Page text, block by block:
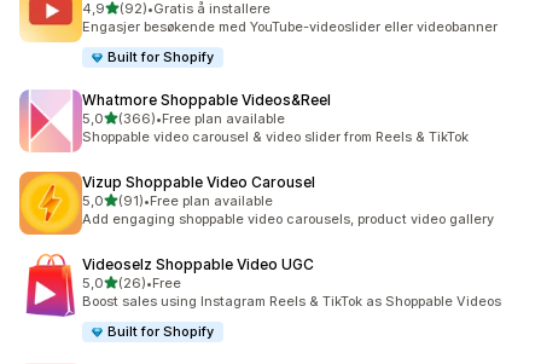
4,9av 5 stjerner
(92)
Totalt 92 omtaler
•Gratis å installere
Engasjer besøkende med YouTube-videoslider eller videobanner
Built for Shopify
Whatmore Shoppable Videos&Reel
5,0av 5 stjerner
(366)
Totalt 366 omtaler
•Free plan available
Shoppable video carousel & video slider from Reels & TikTok
Vizup Shoppable Video Carousel
5,0av 5 stjerner
(91)
Totalt 91 omtaler
•Free plan available
Add engaging shoppable video carousels, product video gallery
Videoselz Shoppable Video UGC
5,0av 5 stjerner
(26)
Totalt 26 omtaler
•Free
Boost sales using Instagram Reels & TikTok as Shoppable Videos
Built for Shopify